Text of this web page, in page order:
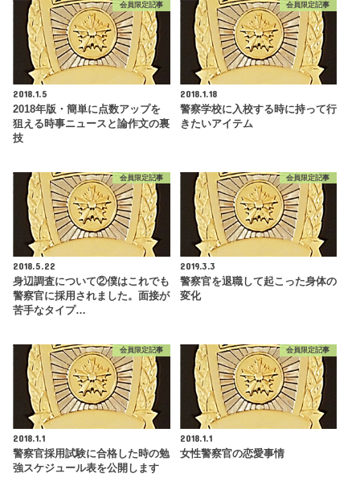
会員限定記事
2018.1.5
2018年版・簡単に点数アップを
狙える時事ニュースと論作文の裏
技
会員限定記事
2018.1.18
警察学校に入校する時に持って行
きたいアイテム
会員限定記事
2018.5.22
身辺調査について②僕はこれでも
警察官に採用されました。面接が
苦手なタイプ…
会員限定記事
2019.3.3
警察官を退職して起こった身体の
変化
会員限定記事
2018.1.1
警察官採用試験に合格した時の勉
強スケジュール表を公開します
会員限定記事
2018.1.1
女性警察官の恋愛事情